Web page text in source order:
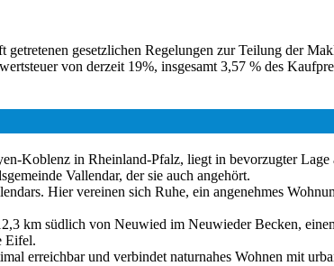
gesetzlichen Regelungen zur Teilung der
von derzeit 19%, insgesamt 3,57 % des
Koblenz in Rheinland-Pfalz, liegt in bevorzugter
Vallendar, der sie auch angehört.
Hier vereinen sich Ruhe, ein angenehmes
km südlich von Neuwied im Neuwieder Becken,
Eifel.
erreichbar und verbindet naturnahes Wohnen mit